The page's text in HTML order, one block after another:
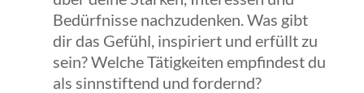
Bedürfnisse nachzudenken. Was gibt
dir das Gefühl, inspiriert und erfüllt zu
sein? Welche Tätigkeiten empfindest du
als sinnstiftend und fordernd?